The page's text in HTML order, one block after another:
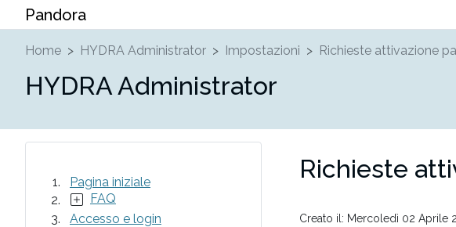
Pandora
Home HYDRA Administrator Impostazioni Richieste attivazione
HYDRA Administrator
Pagina iniziale
FAQ
Accesso e login
Richieste
Creato il: Mercoledì 02 Aprile